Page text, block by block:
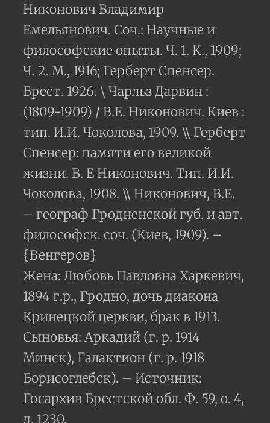
Никонович Владимир
Емельянович. Соч.: Научные и
философские опыты. Ч. 1. К., 1909;
Ч. 2. М., 1916; Герберт Спенсер.
Брест. 1926. \ Чарльз Дарвин :
(1809-1909) / В.Е. Никонович. Киев :
тип. И.И. Чоколова, 1909. \\ Герберт
Спенсер: памяти его великой
жизни. В. Е Никонович. Тип. И.И.
Чоколова, 1908. \\ Никонович, В.Е.
– географ Гродненской губ. и авт.
философск. соч. (Киев, 1909). –
{Венгеров}
Жена: Любовь Павловна Харкевич,
1894 г.р., Гродно, дочь диакона
Кринецкой церкви, брак в 1913.
Сыновья: Аркадий (г. р. 1914
Минск), Галактион (г. р. 1918
Борисоглебск). – Источник:
Госархив Брестской обл. Ф. 59, о. 4,
д. 1230.